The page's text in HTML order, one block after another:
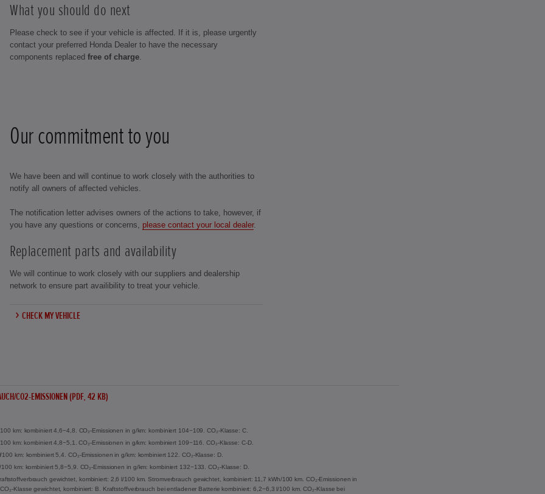
What you should do next
Please check to see if your vehicle is affected. If it is, please urgently
contact your preferred Honda Dealer to have the necessary
components replacedfree of charge.
Our commitment to you
We have been and will continue to work closely with the authorities to
notify all owners of affected vehicles.
The notification letter advises owners of the actions to take, however, if
you have any questions or concerns, please contact your local dealer.
Replacement parts and availability
We will continue to work closely with our suppliers and dealership
network to ensure part availibility to treat your vehicle.
CHECK MY VEHICLE
CO2-EMISSIONEN (PDF, 42 KB)
km: kombiniert 4,6−4,8. CO₂-Emissionen in g/km: kombiniert 104−109. CO₂-Klasse: C.
km: kombiniert 4,8−5,1. CO₂-Emissionen in g/km: kombiniert 109−116. CO₂-Klasse: C-D.
km: kombiniert 5,4. CO₂-Emissionen in g/km: kombiniert 122. CO₂-Klasse: D.
km: kombiniert 5,8−5,9. CO₂-Emissionen in g/km: kombiniert 132−133. CO₂-Klasse: D.
gewichtet, kombiniert: 2,6 l/100 km. Stromverbrauch gewichtet, kombiniert: 11,7 kWh/100 km. CO₂-Emissionen in
Klasse gewichtet, kombiniert: B. Kraftstoffverbrauch bei entladener Batterie kombiniert: 6,2−6,3 l/100 km. CO₂-Klasse bei